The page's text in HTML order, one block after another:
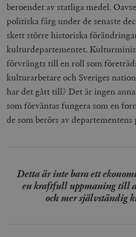
beroendet av statliga medel.
politiska färg under de senaste
skett större historiska
kulturdepartementet.
förvrängts till en roll som
kulturarbetare och Sveriges
har det gått till? Det är ingen
som förväntas fungera som en
de som berörs av
Detta är inte bara ett
en kraftfull uppmaning till
och mer självständig